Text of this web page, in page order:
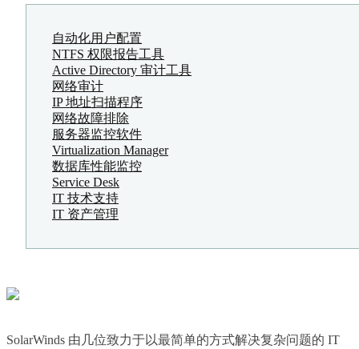
自动化用户配置
NTFS 权限报告工具
Active Directory 审计工具
网络审计
IP 地址扫描程序
网络故障排除
服务器监控软件
Virtualization Manager
数据库性能监控
Service Desk
IT 技术支持
IT 资产管理
SolarWinds 由几位致力于以最简单的方式解决复杂问题的 IT